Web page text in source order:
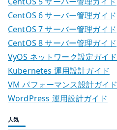
決
め
こ
と
へ
の
ゲ
ー
シ
ョ
ン
CentOS 6 サーバー管理ガイド
CentOS 7 サーバー管理ガイド
CentOS 8 サーバー管理ガイド
VyOS ネットワーク設定ガイド
Kubernetes 運用設計ガイド
VM パフォーマンス設計ガイド
WordPress 運用設計ガイド
人気